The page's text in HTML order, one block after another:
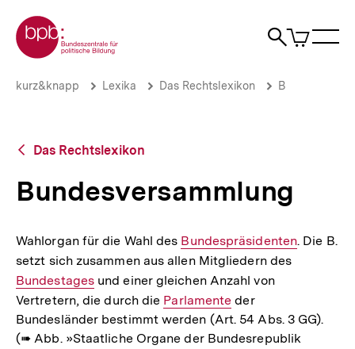
zum
Seiteninhalt
springen
Zur Startseite der bpb
Suche
Artikel
im
Bundesversammlung
Brotkrümelnavigation
Pfadnavigation
kurz&knapp Lexika Das Rechtslexikon B
Zurück
Übersicht
Das Rechtslexikon
Bundesversammlung
Wahlorgan für die Wahl des Interner
Link:
Bundespräsidenten. Die B.
setzt sich zusammen aus allen Mitgliedern des
Bundestages und einer gleichen Anzahl von
Vertretern, die durch die Interner
Link:
Parlamente der
Bundesländer bestimmt werden (Art. 54 Abs. 3 GG).
(➠ Abb. »Staatliche Organe der Bundesrepublik